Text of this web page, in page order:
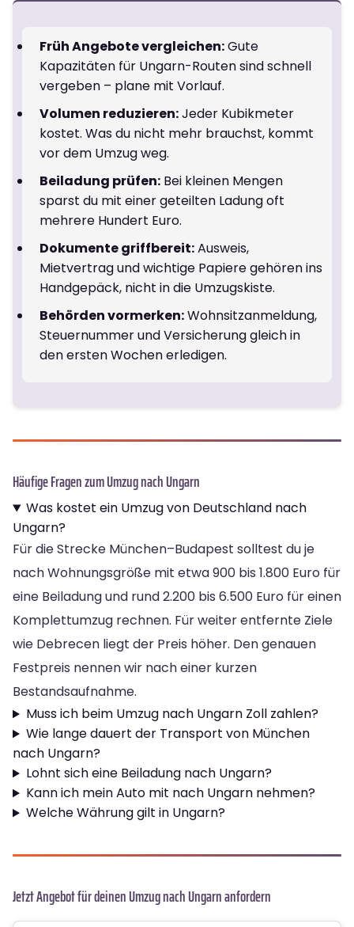
Früh Angebote vergleichen:Gute
Kapazitäten für Ungarn-Routen sind schnell
vergeben – plane mit Vorlauf.
Volumen reduzieren:Jeder Kubikmeter
kostet. Was du nicht mehr brauchst, kommt
vor dem Umzug weg.
Beiladung prüfen: Bei kleinen Mengen
sparst du mit einer geteilten Ladung oft
mehrere Hundert Euro.
Dokumente griffbereit:Ausweis,
Mietvertrag und wichtige Papiere gehören ins
Handgepäck, nicht in die Umzugskiste.
Behörden vormerken:Wohnsitzanmeldung,
Steuernummer und Versicherung gleich in
den ersten Wochen erledigen.
Häufige Fragen zum Umzug nach Ungarn
Was kostet ein Umzug von Deutschland nach
Ungarn?
Für die Strecke München–Budapest solltest du je
nach Wohnungsgröße mit etwa 900 bis 1.800 Euro für
eine Beiladung und rund 2.200 bis 6.500 Euro für einen
Komplettumzug rechnen. Für weiter entfernte Ziele
wie Debrecen liegt der Preis höher. Den genauen
Festpreis nennen wir nach einer kurzen
Bestandsaufnahme.
Muss ich beim Umzug nach Ungarn Zoll zahlen?
Wie lange dauert der Transport von München
nach Ungarn?
Lohnt sich eine Beiladung nach Ungarn?
Kann ich mein Auto mit nach Ungarn nehmen?
Welche Währung gilt in Ungarn?
Jetzt Angebot für deinen Umzug nach Ungarn anfordern